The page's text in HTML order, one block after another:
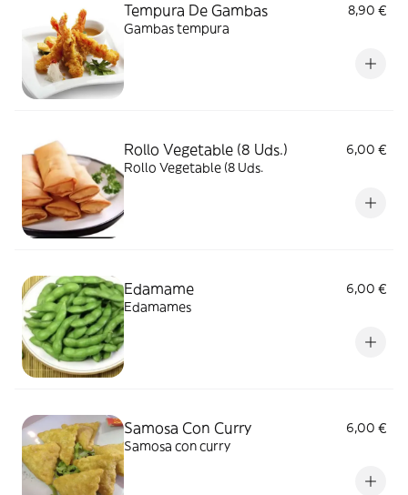
Tempura De Gambas
8,90 €
Gambas tempura
Rollo Vegetable (8 Uds.)
6,00 €
Rollo Vegetable (8 Uds.
Edamame
6,00 €
Edamames
Samosa Con Curry
6,00 €
Samosa con curry